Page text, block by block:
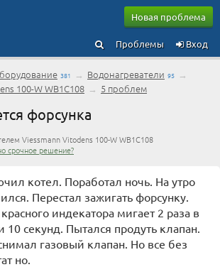
Новая проблема
Вход
Проблемы
381 → Водонагреватели 95 →
100-W WB1C108 → 5 проблем
форсунка
Viessmann Vitodens 100-W WB1C108
срочное решение?
котел. Поработал ночь. На утро
Перестал зажигать форсунку.
индекатора мигает 2 раза в
10 секунд. Пытался продуть клапан.
газовый клапан. Но все без
но.